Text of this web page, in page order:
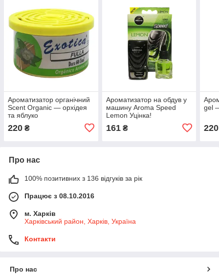
Ароматизатор органічний
Scent Organic — орхідея
та яблуко
220 ₴
Ароматизатор на обдув у
машину Aroma Speed
Lemon Уцінка!
161₴
gel
220
Про нас
100% позитивних з 136 відгуків за рік
Працює з 08.10.2016
м. Харків
Харківський район, Харків, Україна
Контакти
Про нас